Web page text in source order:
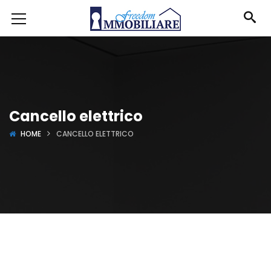
Cancello elettrico
HOME CANCELLO ELETTRICO